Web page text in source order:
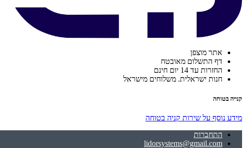
אתר מוצפן
דף התשלום מאובטח
החזרות עד 14 יום חינם
חנות ישראלית. משלוחים מישראל
קנייה בטוחה
מידע נוסף על שירות קניה בטוחה
התחברות
lidorsystems@gmail.com